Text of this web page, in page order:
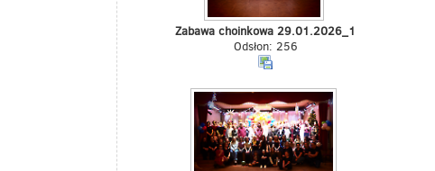
Zabawa choinkowa 29.01.2026_1
Odsłon: 256